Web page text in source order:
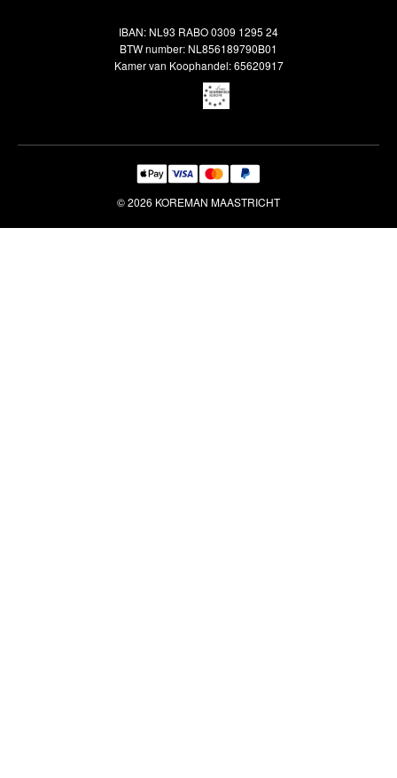
Veelgestelde vragen
IBAN: NL93 RABO 0309 1295 24
BTW number: NL856189790B01
Kamer van Koophandel: 65620917
© 2026 KOREMAN MAASTRICHT